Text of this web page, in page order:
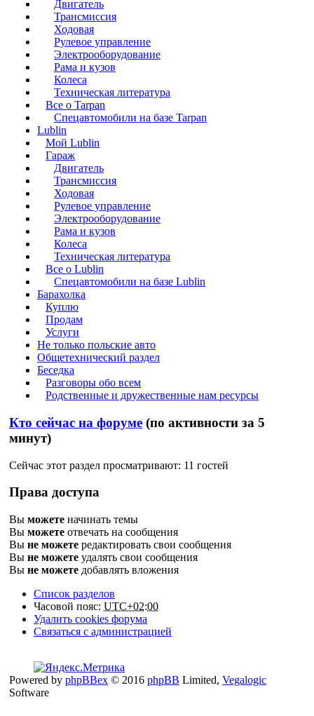
Двигатель
Трансмиссия
Ходовая
Рулевое управление
Электрооборудование
Рама и кузов
Колеса
Техническая литература
Все о Tarpan
Спецавтомобили на базе Tarpan
Lublin
Мой Lublin
Гараж
Двигатель
Трансмиссия
Ходовая
Рулевое управление
Электрооборудование
Рама и кузов
Колеса
Техническая литература
Все о Lublin
Спецавтомобили на базе Lublin
Барахолка
Куплю
Продам
Услуги
Не только польские авто
Общетехнический раздел
Беседка
Разговоры обо всем
Родственные и дружественные нам ресурсы
Кто сейчас на форуме (по активности за 5
минут)
Сейчас этот раздел просматривают: 11 гостей
Права доступа
Вы можете начинать темы
Вы можете отвечать на сообщения
Вы не можете редактировать свои сообщения
Вы не можете удалять свои сообщения
Вы не можете добавлять вложения
Список разделов
Часовой пояс: UTC+02:00
Удалить cookies форума
Связаться с администрацией
Powered by phpBBex © 2016 phpBB Limited, Vegalogic
Software